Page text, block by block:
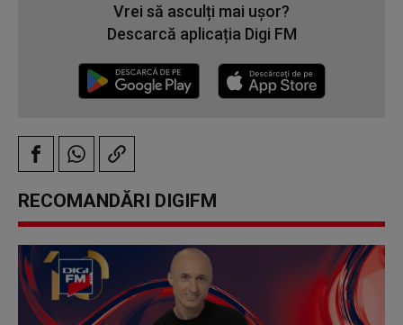
Vrei să asculți mai ușor?
Descarcă aplicația Digi FM
RECOMANDĂRI DIGIFM